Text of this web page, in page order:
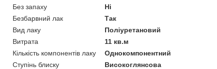
Без запаху
Ні
Безбарвний лак
Так
Вид лаку
Поліуретановий
Витрата
11 кв.м
Кількість компонентів лаку
Однокомпонентний
Ступінь блиску
Високоглянсова